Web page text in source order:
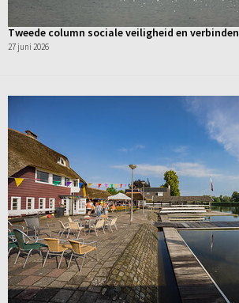
Tweede column sociale veiligheid en verbinden
27 juni 2026